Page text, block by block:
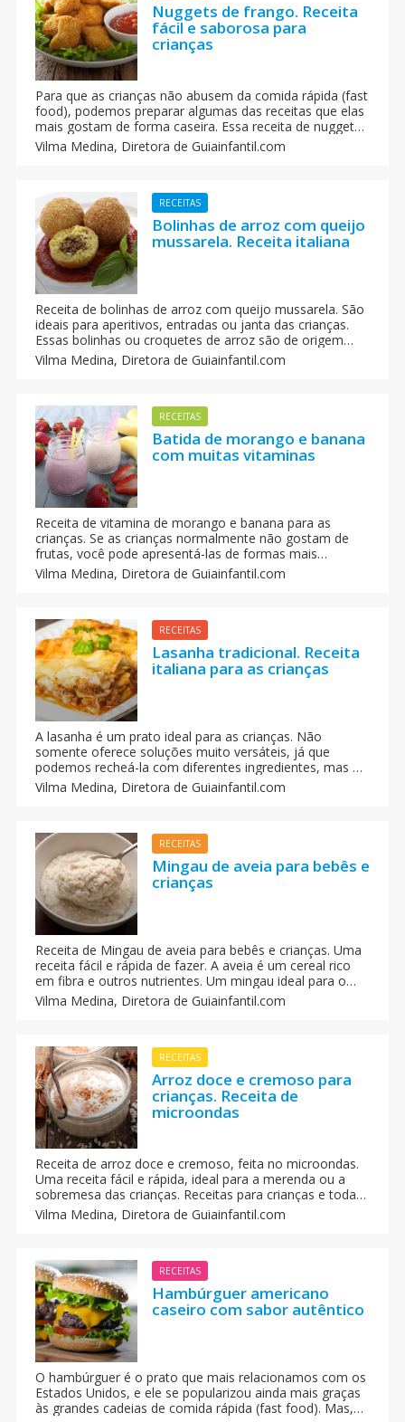
Nuggets de frango. Receita
fácil e saborosa para
crianças
Para que as crianças não abusem da comida rápida (fast
food), podemos preparar algumas das receitas que elas
mais gostam de forma caseira. Essa receita de nuggets
de frango caseiros é a receita para crianças que fará o
maior sucesso em casa.
Vilma Medina, Diretora de Guiainfantil.com
RECEITAS
Bolinhas de arroz com queijo
mussarela. Receita italiana
Receita de bolinhas de arroz com queijo mussarela. São
ideais para aperitivos, entradas ou janta das crianças.
Essas bolinhas ou croquetes de arroz são de origem
italiana. Essas bolinhas são conhecidas como Arancini e
são deliciosas.
Vilma Medina, Diretora de Guiainfantil.com
RECEITAS
Batida de morango e banana
com muitas vitaminas
Receita de vitamina de morango e banana para as
crianças. Se as crianças normalmente não gostam de
frutas, você pode apresentá-las de formas mais
atrativas como esta receita de batida de morango e
banana, com muitas vitaminas para o seu crescimento e
Vilma Medina, Diretora de Guiainfantil.com
RECEITAS
Lasanha tradicional. Receita
italiana para as crianças
A lasanha é um prato ideal para as crianças. Não
somente oferece soluções muito versáteis, já que
podemos recheá-la com diferentes ingredientes, mas é
muito fácil de mastigar e muito saborosa para os
pequeninos da casa.
Vilma Medina, Diretora de Guiainfantil.com
RECEITAS
Mingau de aveia para bebês e
crianças
Receita de Mingau de aveia para bebês e crianças. Uma
receita fácil e rápida de fazer. A aveia é um cereal rico
em fibra e outros nutrientes. Um mingau ideal para o
café da manha ou a merenda das crianças.
Vilma Medina, Diretora de Guiainfantil.com
RECEITAS
Arroz doce e cremoso para
crianças. Receita de
microondas
Receita de arroz doce e cremoso, feita no microondas.
Uma receita fácil e rápida, ideal para a merenda ou a
sobremesa das crianças. Receitas para crianças e toda a
família.
Vilma Medina, Diretora de Guiainfantil.com
RECEITAS
Hambúrguer americano
caseiro com sabor autêntico
O hambúrguer é o prato que mais relacionamos com os
Estados Unidos, e ele se popularizou ainda mais graças
às grandes cadeias de comida rápida (fast food). Mas,